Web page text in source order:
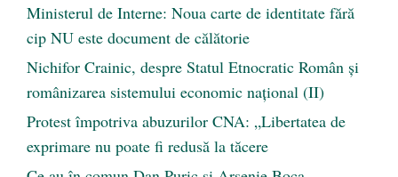
Ministerul de Interne: Noua carte de identitate fără
cip NU este document de călătorie
Nichifor Crainic, despre Statul Etnocratic Român şi
românizarea sistemului economic naţional (II)
Protest împotriva abuzurilor CNA: „Libertatea de
exprimare nu poate fi redusă la tăcere